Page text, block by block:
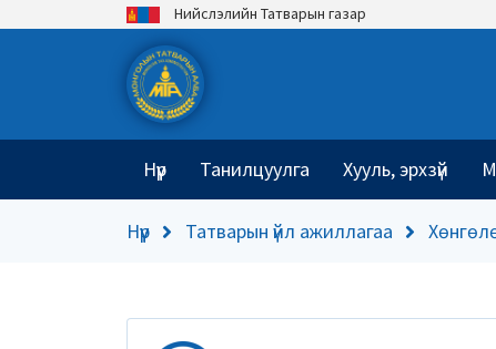
Нийслэлийн Татварын газар
Нүүр Танилцуулга Хууль, эрхзүй
Нүүр Татварын үйл ажиллагаа